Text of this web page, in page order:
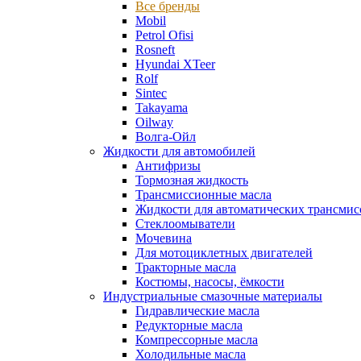
Все бренды
Mobil
Petrol Ofisi
Rosneft
Hyundai XTeer
Rolf
Sintec
Takayama
Oilway
Волга-Ойл
Жидкости для автомобилей
Антифризы
Тормозная жидкость
Трансмиссионные масла
Жидкости для автоматических
Стеклоомыватели
Мочевина
Для мотоциклетных двигателей
Тракторные масла
Костюмы, насосы, ёмкости
Индустриальные смазочные материалы
Гидравлические масла
Редукторные масла
Компрессорные масла
Холодильные масла